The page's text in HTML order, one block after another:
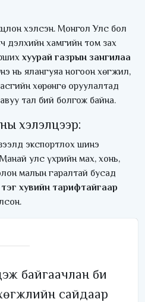
хэлсэн. Монгол Улс бол
дэлхийн хамгийн том зах
хуурай газрын зангилаа
нь ялангуяа ногоон хөгжил,
хөрөнгө оруулалтад
тал бий болгож байна.
хэлэлцээр:
экспортлох шинэ
улс үхрийн мах, хонь,
малын гаралтай бусад
хувийн тарифтайгаар
байгаачлан би
сайдаар